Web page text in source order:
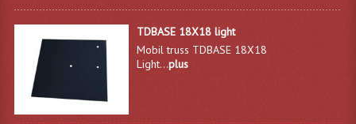
TDBASE 18X18 light
Mobil truss TDBASE 18X18
Light...plus